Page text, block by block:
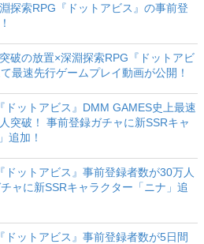
探索RPG『ドットアビス』の事前登
破の放置×深淵探索RPG『ドットアビ
最速先行ゲームプレイ動画が公開！
ドットアビス』DMM GAMES史上最速
突破！ 事前登録ガチャに新SSRキャ
追加！
ドットアビス』事前登録者数が30万人
ャに新SSRキャラクター「ニナ」追
ドットアビス』事前登録者数が5日間